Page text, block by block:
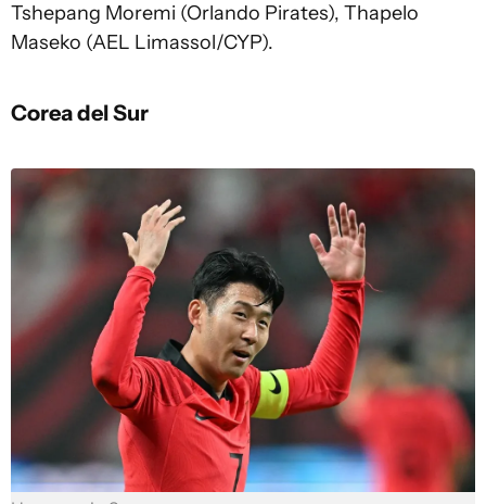
Tshepang Moremi (Orlando Pirates), Thapelo
Maseko (AEL Limassol/CYP).
Corea del Sur